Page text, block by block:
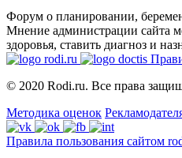
Форум о планировании,
Мнение администрации сайта
здоровья, ставить диагноз и
© 2020 Rodi.ru. Все права
Методика оценок
Правила пользования сайтом